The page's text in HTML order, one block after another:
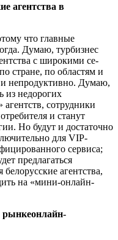
агентства в
что главные
Думаю, турбизнес
с широкими се­
стране, по областям и
и непро­дуктивно. Думаю,
из недорогих
сотрудники
и станут
Но будут и достаточ­но
для VIP-
сервиса;
предлагаться
агентства,
на «мини-онлайн-
рынкеонлайн-